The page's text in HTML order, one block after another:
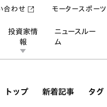
投資家情
報
ニュースルー
ム
合わせ モータースポーツ
トップ 新着記事 タグ